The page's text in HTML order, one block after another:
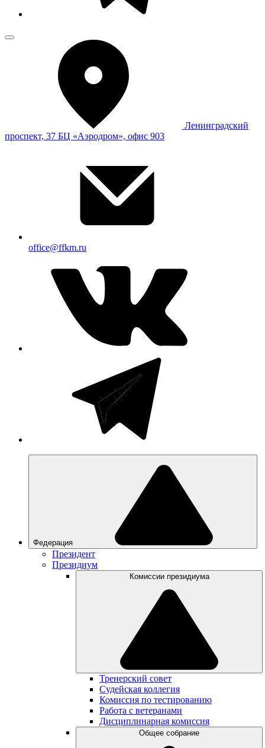
Ленинградский
проспект, 37 БЦ «Аэродром», офис 903
office@ffkm.ru
Федерация
Президент
Президиум
Комиссии президиума
Тренерский совет
Судейская коллегия
Комиссия по тестированию
Работа с ветеранами
Дисциплинарная комиссия
Общее собрание